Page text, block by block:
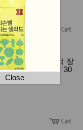
Close
씨플러스 100억 장
유산균 (500mg * 30